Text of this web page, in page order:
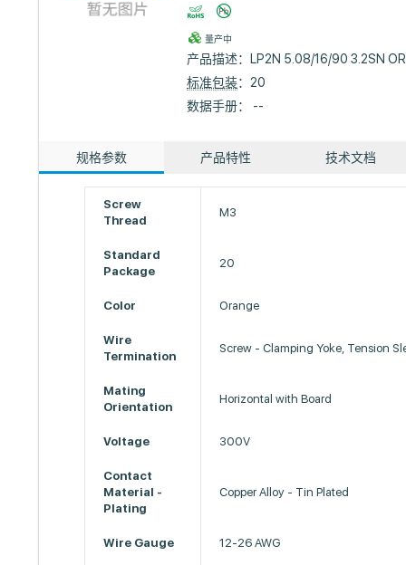
量产中
产品描述：
LP2N 5.08/16/90 3.2SN OR
标准包装：20
数据手册： --
规格参数 产品特性 技术文档
Screw
Thread
M3
Standard
Package
20
Color Orange
Wire
Termination
Screw - Clamping Yoke, Tension
Mating
Orientation
Horizontal with Board
Voltage 300V
Contact
Material -
Plating
Copper Alloy - Tin Plated
Wire Gauge 12-26 AWG